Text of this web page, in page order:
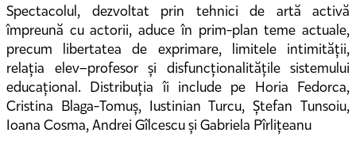
Spectacolul, dezvoltat prin tehnici de artă activă
împreună cu actorii, aduce în prim-plan teme actuale,
precum libertatea de exprimare, limitele intimității,
relația elev–profesor și disfuncționalitățile sistemului
educațional. Distribuția îi include pe Horia Fedorca,
Cristina Blaga-Tomuș, Iustinian Turcu, Ștefan Tunsoiu,
Ioana Cosma, Andrei Gîlcescu și Gabriela Pîrlițeanu